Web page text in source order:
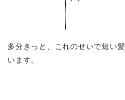
多分きっと、これのせいで短い
います。